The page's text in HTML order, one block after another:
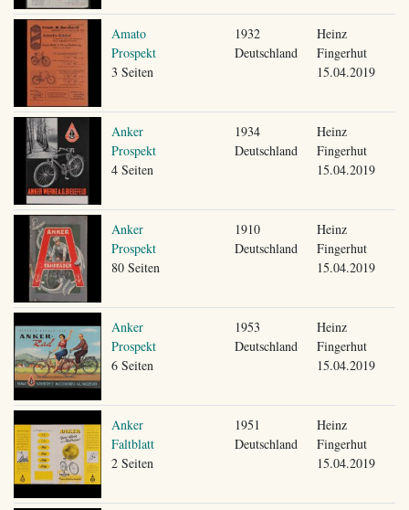
Amato
Prospekt
3 Seiten
1932
Deutschland
Heinz
Fingerhut
15.04.2019
Anker
Prospekt
4 Seiten
1934
Deutschland
Heinz
Fingerhut
15.04.2019
Anker
Prospekt
80 Seiten
1910
Deutschland
Heinz
Fingerhut
15.04.2019
Anker
Prospekt
6 Seiten
1953
Deutschland
Heinz
Fingerhut
15.04.2019
Anker
Faltblatt
2 Seiten
1951
Deutschland
Heinz
Fingerhut
15.04.2019